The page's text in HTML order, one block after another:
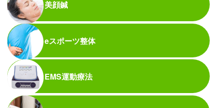
美顔鍼
eスポーツ整体
EMS運動療法